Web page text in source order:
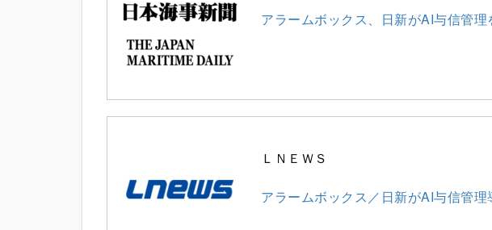
アラームボックス、日新がAI与信管
ＬＮＥＷＳ
アラームボックス／日新がAI与信管